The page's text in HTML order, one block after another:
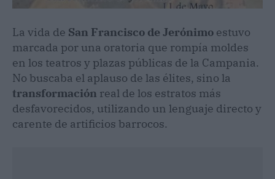
La vida de San Francisco de Jerónimo estuvo
marcada por una oratoria que rompía moldes
en los teatros y plazas públicas de la Campania.
No buscaba el aplauso de las élites, sino la
transformación real de los estratos más
desfavorecidos, utilizando un lenguaje directo y
carente de artificios barrocos.